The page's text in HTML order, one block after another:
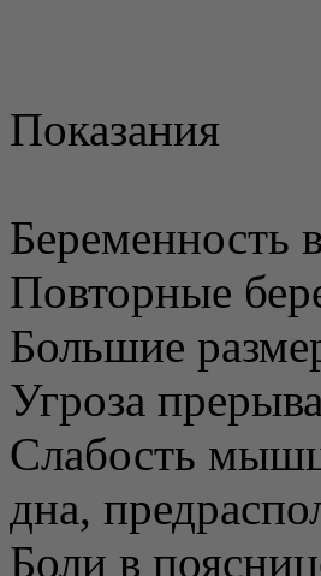
Показания
Беременность
Повторные
Большие
Угроза
Слабость
дна,
Боли в